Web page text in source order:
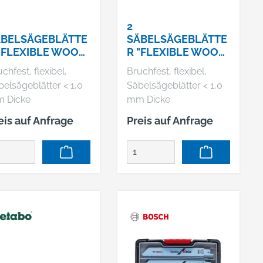
WOOD
300 X 0,9
BIM, 1,8-2,6
10-14 TPI
flexibel,
< 1,0
Dicke
auf Anfrage
2
SÄBELSÄGEBLÄTTE
R "FLEXIBLE WOOD
+ METAL" 300 X 0,9
MM, HCS, 2,5 MM/
10 TPI (631125000)
Bruchfest, flexibel,
Säbelsägeblätter < 1,0
mm Dicke
Preis auf Anfrage